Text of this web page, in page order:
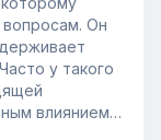
Он
у такого
влиянием